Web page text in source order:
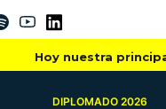
Hoy nuestra
DIPLOMADO 2026